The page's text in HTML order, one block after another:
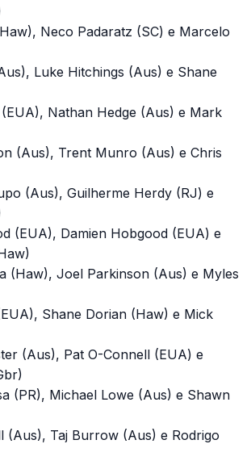
Neco Padaratz (SC) e Marcelo
Luke Hitchings (Aus) e Shane
Nathan Hedge (Aus) e Mark
(Aus), Trent Munro (Aus) e Chris
(Aus), Guilherme Herdy (RJ) e
(EUA), Damien Hobgood (EUA) e
(Haw), Joel Parkinson (Aus) e Myles
Shane Dorian (Haw) e Mick
(Aus), Pat O-Connell (EUA) e
(PR), Michael Lowe (Aus) e Shawn
(Aus), Taj Burrow (Aus) e Rodrigo